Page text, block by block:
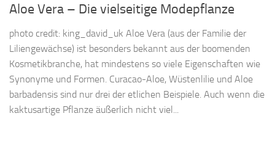
Aloe Vera – Die vielseitige Modepflanze
photo credit: king_david_uk Aloe Vera (aus der Familie der
Liliengewächse) ist besonders bekannt aus der boomenden
Kosmetikbranche, hat mindestens so viele Eigenschaften wie
Synonyme und Formen. Curacao-Aloe, Wüstenlilie und Aloe
barbadensis sind nur drei der etlichen Beispiele. Auch wenn die
kaktusartige Pflanze äußerlich nicht viel...